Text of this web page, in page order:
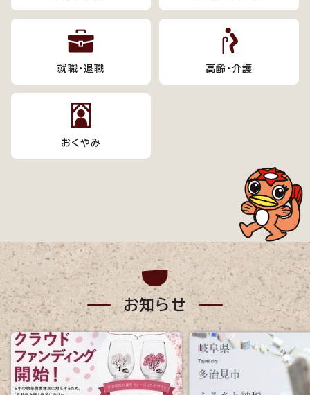
就職・退職 高齢・介護
おくやみ
お知らせ